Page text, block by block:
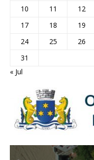
10
11 12
17
18 19
24
25 26
31
« Jul